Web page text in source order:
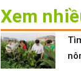
Xem